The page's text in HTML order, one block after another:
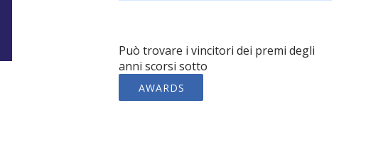
Può trovare i vincitori dei premi degli
anni scorsi sotto
AWARDS